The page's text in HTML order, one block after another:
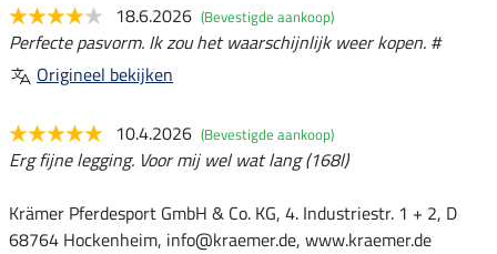
18.6.2026 (Bevestigde aankoop)
Perfecte pasvorm. Ik zou het waarschijnlijk weer kopen. #
Origineel bekijken
10.4.2026 (Bevestigde aankoop)
Erg fijne legging. Voor mij wel wat lang (168l)
Krämer Pferdesport GmbH & Co. KG, 4. Industriestr. 1 + 2, D
68764 Hockenheim, info@kraemer.de, www.kraemer.de